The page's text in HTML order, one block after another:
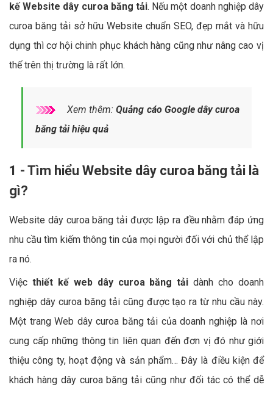
kế Website dây curoa băng tải. Nếu một doanh nghiệp dây
curoa băng tải sở hữu Website chuẩn SEO, đẹp mắt và hữu
dụng thì cơ hội chinh phục khách hàng cũng như nâng cao vị
thế trên thị trường là rất lớn.
Xem thêm:Quảng cáo Google dây curoa
băng tải hiệu quả
1 - Tìm hiểu Website dây curoa băng tải là
gì?
Website dây curoa băng tải được lập ra đều nhằm đáp ứng
nhu cầu tìm kiếm thông tin của mọi người đối với chủ thể lập
ra nó.
Việc thiết kế web dây curoa băng tải dành cho doanh
nghiệp dây curoa băng tải cũng được tạo ra từ nhu cầu này.
Một trang Web dây curoa băng tải của doanh nghiệp là nơi
cung cấp những thông tin liên quan đến đơn vị đó như giới
thiệu công ty, hoạt động và sản phẩm… Đây là điều kiện để
khách hàng dây curoa băng tải cũng như đối tác có thể dễ